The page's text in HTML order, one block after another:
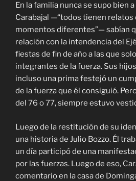
En la familia nunca se supo bien
Carabajal —“todos tienen
momentos diferentes”— sabían
relación con la intendencia del
fiestas de fin de año a las que
integrantes de la fuerza. Sus
incluso una prima festejó un
de la fuerza que él consiguió.
del 76 o 77, siempre estuvo
Luego de la restitución de su
una historia de Julio Bozzo. Él
un día participó de una
por las fuerzas. Luego de eso,
comentario en la casa de